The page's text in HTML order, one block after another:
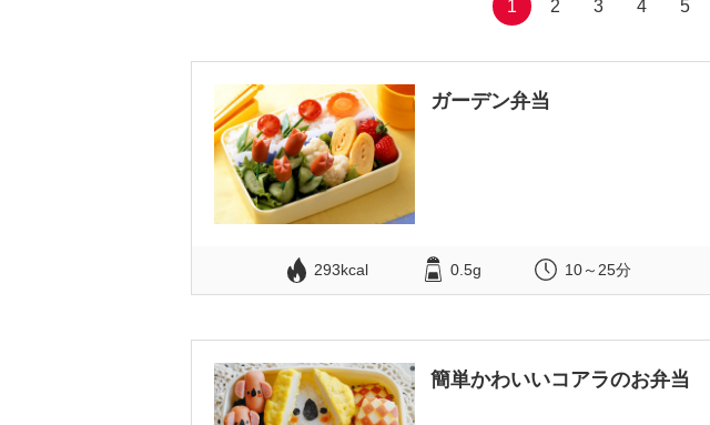
1 2 3 4 5
ガーデン弁当
293kcal 0.5g 10～25分
簡単かわいいコアラのお弁当